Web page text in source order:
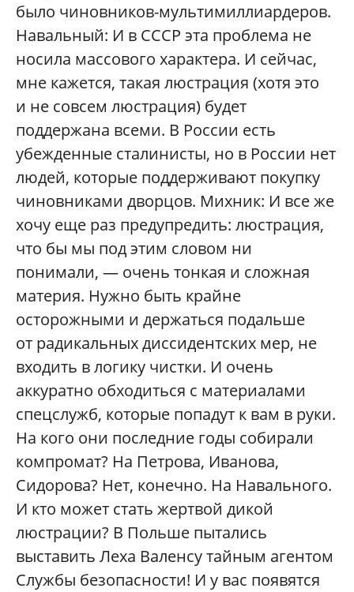
было чиновников-мультимиллиардеров.
Навальный: И в СССР эта проблема не
носила массового характера. И сейчас,
мне кажется, такая люстрация (хотя это
и не совсем люстрация) будет
поддержана всеми. В России есть
убежденные сталинисты, но в России нет
людей, которые поддерживают покупку
чиновниками дворцов. Михник: И все же
хочу еще раз предупредить: люстрация,
что бы мы под этим словом ни
понимали, — очень тонкая и сложная
материя. Нужно быть крайне
осторожными и держаться подальше
от радикальных диссидентских мер, не
входить в логику чистки. И очень
аккуратно обходиться с материалами
спецслужб, которые попадут к вам в руки.
На кого они последние годы собирали
компромат? На Петрова, Иванова,
Сидорова? Нет, конечно. На Навального.
И кто может стать жертвой дикой
люстрации? В Польше пытались
выставить Леха Валенсу тайным агентом
Службы безопасности! И у вас появятся